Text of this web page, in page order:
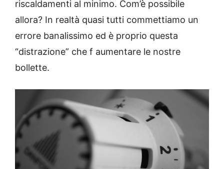
riscaldamenti al minimo. Com’è possibile
allora? In realtà quasi tutti commettiamo un
errore banalissimo ed è proprio questa
“distrazione” che f aumentare le nostre
bollette.